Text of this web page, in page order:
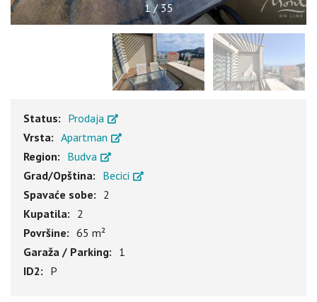
1/35
Status: Prodaja
Vrsta: Apartman
Region: Budva
Grad/Opština: Becici
Spavaće sobe: 2
Kupatila: 2
Površine: 65 m²
Garaža / Parking: 1
ID2: P